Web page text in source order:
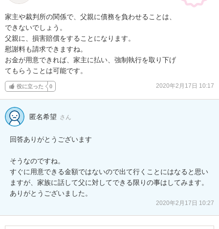
家主や裁判所の関係で、父親に債務を負わせることは、
できないでしょう。
父親に、損害賠償をすることになります。
慰謝料も請求できますね。
お金が用意できれば、家主に払い、強制執行を取り下げ
てもらうことは可能です。
役に立った 0 2020年2月17日 10:17
匿名希望 さん
回答ありがとうございます
そうなのですね。
すぐに用意できる金額ではないので出て行くことにはなると思い
ますが、家族に話して父に対してできる限りの事はしてみます。
ありがとうございました。
2020年2月17日 10:27